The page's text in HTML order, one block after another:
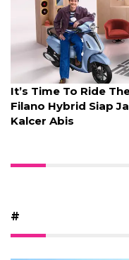
It’s Time To Ride
Filano Hybrid Siap
Kalcer Abis
#